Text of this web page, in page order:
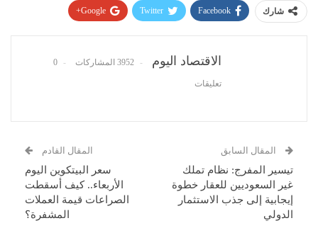
شارك Facebook
Twitter
Google+
الاقتصاد اليوم 3952 المشاركات 0
تعليقات
المقال السابق
تيسير المفرج: نظام تملك
غير السعوديين للعقار خطوة
إيجابية إلى جذب الاستثمار
الدولي
المقال القادم
سعر البيتكوين اليوم
الأربعاء.. كيف أسقطت
الصراعات قيمة العملات
المشفرة؟